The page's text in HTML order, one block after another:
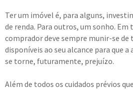
Ter um imóvel é, para alguns,
de renda. Para outros, um sonho. Em
comprador deve sempre munir-se
disponíveis ao seu alcance para que
se torne, futuramente, prejuízo.
Além de todos os cuidados prévios